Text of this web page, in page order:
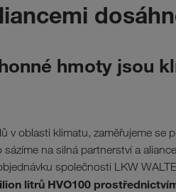
hmoty jsou
v oblasti klimatu, zaměřujeme se
na silná partnerství a
společnosti LKW
litrů HVO100